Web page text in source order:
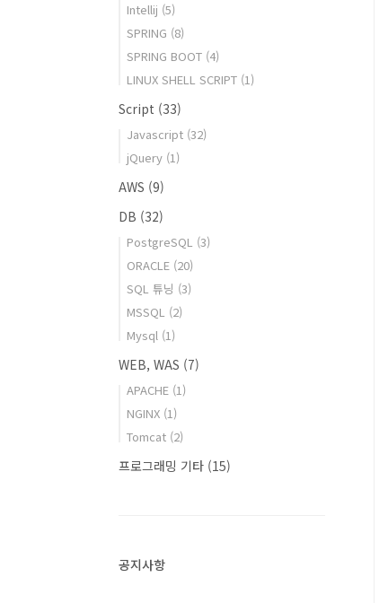
Intellij (5)
SPRING (8)
SPRING BOOT (4)
LINUX SHELL SCRIPT (1)
Script (33)
Javascript (32)
jQuery (1)
AWS (9)
DB (32)
PostgreSQL (3)
ORACLE (20)
SQL 튜닝 (3)
MSSQL (2)
Mysql (1)
WEB, WAS (7)
APACHE (1)
NGINX (1)
Tomcat (2)
프로그래밍 기타 (15)
공지사항